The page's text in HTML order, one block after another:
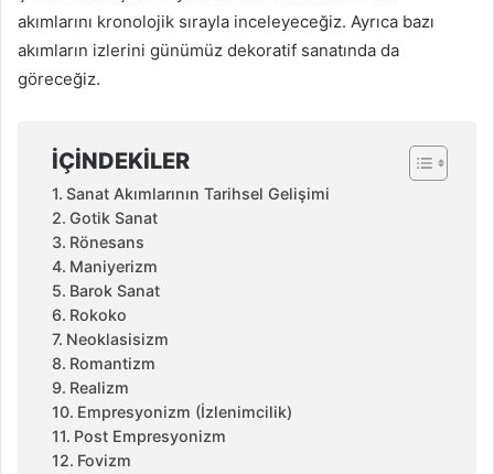
akımlarını kronolojik sırayla inceleyeceğiz. Ayrıca bazı
akımların izlerini günümüz dekoratif sanatında da
göreceğiz.
İÇINDEKILER
Sanat Akımlarının Tarihsel Gelişimi
Gotik Sanat
Rönesans
Maniyerizm
Barok Sanat
Rokoko
Neoklasisizm
Romantizm
Realizm
Empresyonizm (İzlenimcilik)
Post Empresyonizm
Fovizm